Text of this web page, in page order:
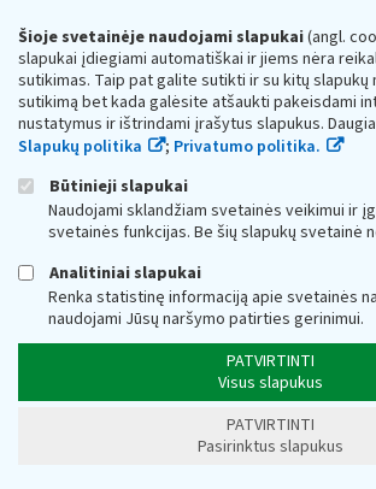
Šioje svetainėje naudojami slapukai(angl.
slapukai įdiegiami automatiškai ir jiems nėra
sutikimas. Taip pat galite sutikti ir su kitų slapukų
sutikimą bet kada galėsite atšaukti pakeisdami
nustatymus ir ištrindami įrašytus slapukus.
Slapukų politika
; Privatumo politika.
Būtinieji slapukai
Naudojami sklandžiam svetainės veikimui ir
svetainės funkcijas. Be šių slapukų svetainė
Analitiniai slapukai
Renka statistinę informaciją apie svetainės
naudojami Jūsų naršymo patirties gerinimui.
PATVIRTINTI
Visus slapukus
PATVIRTINTI
Pasirinktus slapukus
Valstybinė mokesčių inspekcija prie
Respublikos finansų ministerijos
Biudžetinė įstaiga. Juridinio asmens kodas —
adresas: Vasario 16-osios g. 14, 01107 Vilnius,
vmi@vmi.lt , E. pristatymo dėžutės adresas
Respublikos finansų ministerijos kaupiami ir
asmenų registre